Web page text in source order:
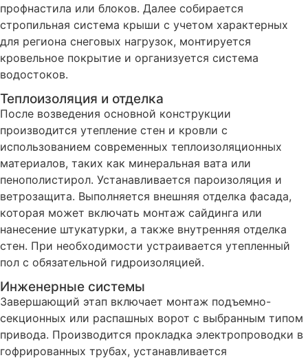
профнастила или блоков. Далее собирается
стропильная система крыши с учетом характерных
для региона снеговых нагрузок, монтируется
кровельное покрытие и организуется система
водостоков.
Теплоизоляция и отделка
После возведения основной конструкции
производится утепление стен и кровли с
использованием современных теплоизоляционных
материалов, таких как минеральная вата или
пенополистирол. Устанавливается пароизоляция и
ветрозащита. Выполняется внешняя отделка фасада,
которая может включать монтаж сайдинга или
нанесение штукатурки, а также внутренняя отделка
стен. При необходимости устраивается утепленный
пол с обязательной гидроизоляцией.
Инженерные системы
Завершающий этап включает монтаж подъемно-
секционных или распашных ворот с выбранным типом
привода. Производится прокладка электропроводки в
гофрированных трубах, устанавливается